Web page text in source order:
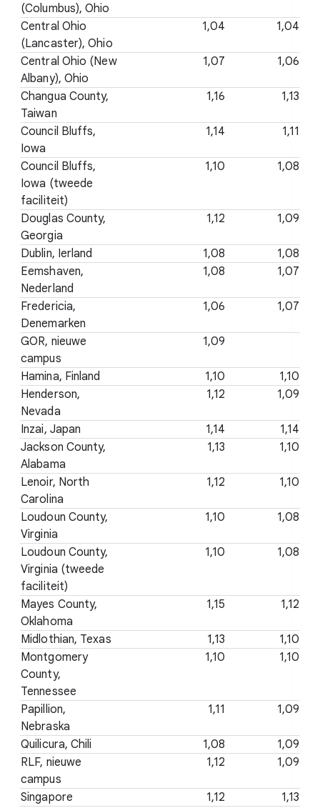
(Columbus), Ohio
Central Ohio
(Lancaster), Ohio
1,04 1,04
Central Ohio (New
Albany), Ohio
1,07 1,06
Changua County,
Taiwan
1,16 1,13
Council Bluffs,
Iowa
1,14 1,11
Council Bluffs,
Iowa (tweede
faciliteit)
1,10 1,08
Douglas County,
Georgia
1,12 1,09
Dublin, Ierland 1,08
1,08
Eemshaven,
Nederland
1,08 1,07
Fredericia,
Denemarken
1,06 1,07
GOR, nieuwe
campus
1,09
Hamina, Finland 1,10
1,10
Henderson,
Nevada
1,12 1,09
Inzai, Japan 1,14
1,14
Jackson County,
Alabama
1,13 1,10
Lenoir, North
Carolina
1,12 1,10
Loudoun County,
Virginia
1,10 1,08
Loudoun County,
Virginia (tweede
faciliteit)
1,10 1,08
Mayes County,
Oklahoma
1,15 1,12
Midlothian, Texas 1,13
1,10
Montgomery
County,
Tennessee
1,10 1,10
Papillion,
Nebraska
1,11 1,09
Quilicura, Chili 1,08
1,09
RLF, nieuwe
campus
1,12 1,09
Singapore 1,12
1,13